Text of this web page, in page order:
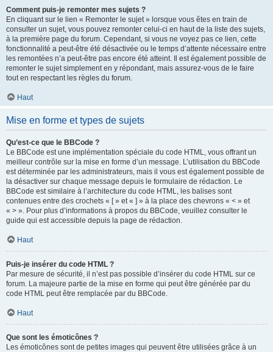
Comment puis-je remonter mes sujets ?
En cliquant sur le lien « Remonter le sujet » lorsque vous êtes en train de
consulter un sujet, vous pouvez remonter celui-ci en haut de la liste des sujets,
à la première page du forum. Cependant, si vous ne voyez pas ce lien, cette
fonctionnalité a peut-être été désactivée ou le temps d’attente nécessaire entre
les remontées n’a peut-être pas encore été atteint. Il est également possible de
remonter le sujet simplement en y répondant, mais assurez-vous de le faire
tout en respectant les règles du forum.
Haut
Mise en forme et types de sujets
Qu’est-ce que le BBCode ?
Le BBCode est une implémentation spéciale du code HTML, vous offrant un
meilleur contrôle sur la mise en forme d’un message. L’utilisation du BBCode
est déterminée par les administrateurs, mais il vous est également possible de
la désactiver sur chaque message depuis le formulaire de rédaction. Le
BBCode est similaire à l’architecture du code HTML, les balises sont
contenues entre des crochets « [ » et « ] » à la place des chevrons « < » et
« > ». Pour plus d’informations à propos du BBCode, veuillez consulter le
guide qui est accessible depuis la page de rédaction.
Haut
Puis-je insérer du code HTML ?
Par mesure de sécurité, il n’est pas possible d’insérer du code HTML sur ce
forum. La majeure partie de la mise en forme qui peut être générée par du
code HTML peut être remplacée par du BBCode.
Haut
Que sont les émoticônes ?
Les émoticônes sont de petites images qui peuvent être utilisées grâce à un